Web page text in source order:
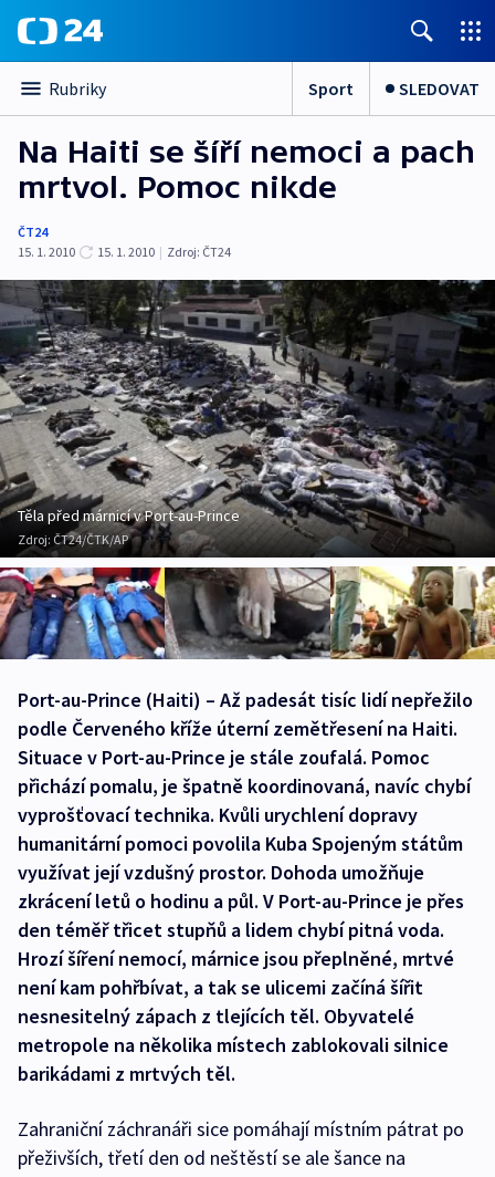
Rubriky Sport SLEDOVAT
Na Haiti se šíří nemoci a pach
mrtvol. Pomoc nikde
ČT24
15. 1. 2010
15. 1. 2010 | Zdroj: ČT24
Těla před márnicí v Port-au-Prince
Zdroj: ČT24/ČTK/AP
Port-au-Prince (Haiti) – Až padesát tisíc lidí nepřežilo
podle Červeného kříže úterní zemětřesení na Haiti.
Situace v Port-au-Prince je stále zoufalá. Pomoc
přichází pomalu, je špatně koordinovaná, navíc chybí
vyprošťovací technika. Kvůli urychlení dopravy
humanitární pomoci povolila Kuba Spojeným státům
využívat její vzdušný prostor. Dohoda umožňuje
zkrácení letů o hodinu a půl. V Port-au-Prince je přes
den téměř třicet stupňů a lidem chybí pitná voda.
Hrozí šíření nemocí, márnice jsou přeplněné, mrtvé
není kam pohřbívat, a tak se ulicemi začíná šířit
nesnesitelný zápach z tlejících těl. Obyvatelé
metropole na několika místech zablokovali silnice
barikádami z mrtvých těl.
Zahraniční záchranáři sice pomáhají místním pátrat po
přeživších, třetí den od neštěstí se ale šance na